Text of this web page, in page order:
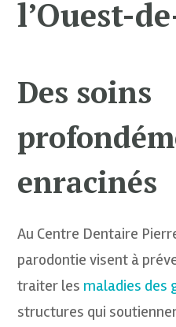
l’Ouest-
Des soins
enracinés
Au Centre Dentaire
parodontie visent à
traiter les maladies des
structures qui